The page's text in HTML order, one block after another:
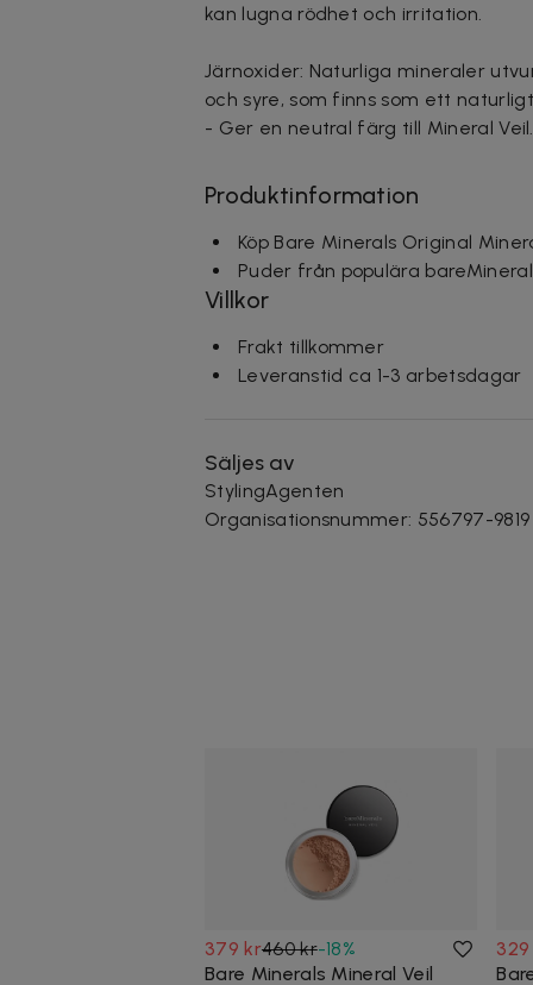
kan lugna rödhet och irritation.
Järnoxider: Naturliga mineraler
och syre, som finns som ett
- Ger en neutral färg till Mineral Veil.
Produktinformation
Köp Bare Minerals Original
Puder från populära
Villkor
Frakt tillkommer
Leveranstid ca 1-3 arbetsdagar
Säljes av
StylingAgenten
Organisationsnummer: 556797-9819
379 kr460 kr-18%
Bare Minerals Mineral Veil